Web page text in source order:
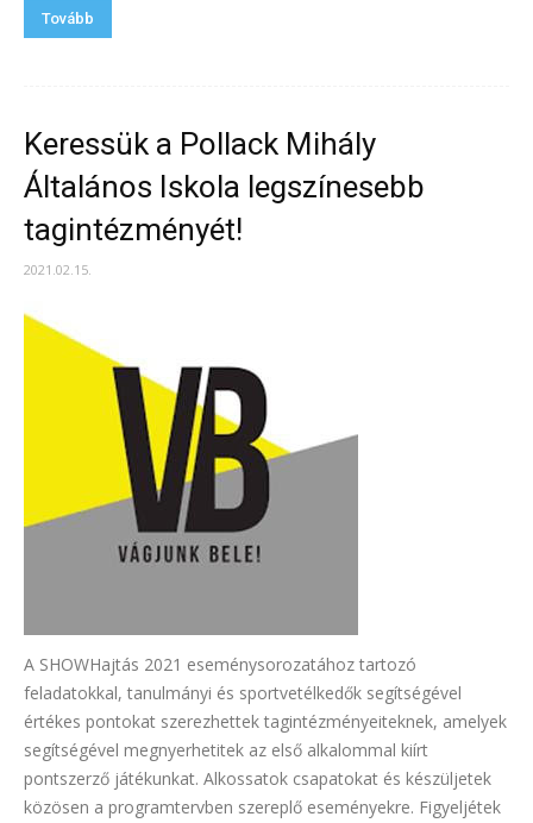
Tovább
Keressük a Pollack Mihály
Általános Iskola legszínesebb
tagintézményét!
2021.02.15.
A SHOWHajtás 2021 eseménysorozatához tartozó
feladatokkal, tanulmányi és sportvetélkedők segítségével
értékes pontokat szerezhettek tagintézményeiteknek, amelyek
segítségével megnyerhetitek az első alkalommal kiírt
pontszerző játékunkat. Alkossatok csapatokat és készüljetek
közösen a programtervben szereplő eseményekre. Figyeljétek